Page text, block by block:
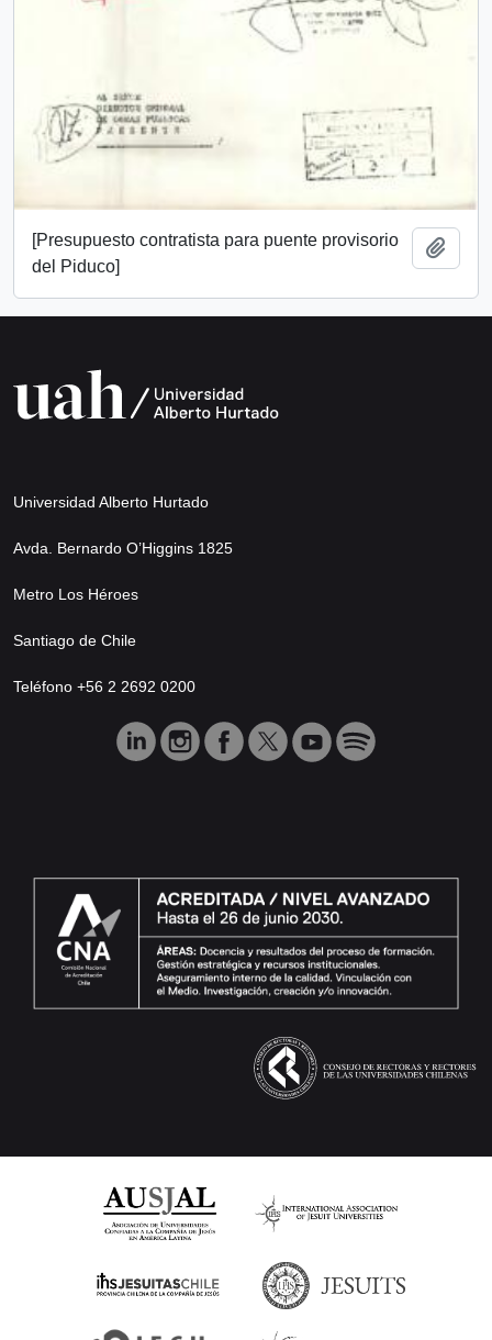
[Presupuesto contratista para puente provisorio
del Piduco]
Universidad Alberto Hurtado
Avda. Bernardo O’Higgins 1825
Metro Los Héroes
Santiago de Chile
Teléfono +56 2 2692 0200